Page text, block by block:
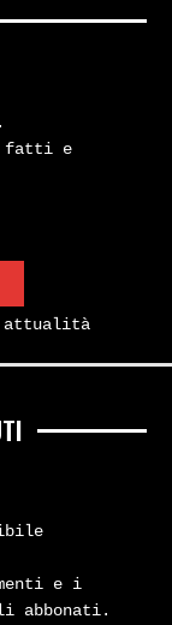
fatti e
attualità
e i
abbonati.